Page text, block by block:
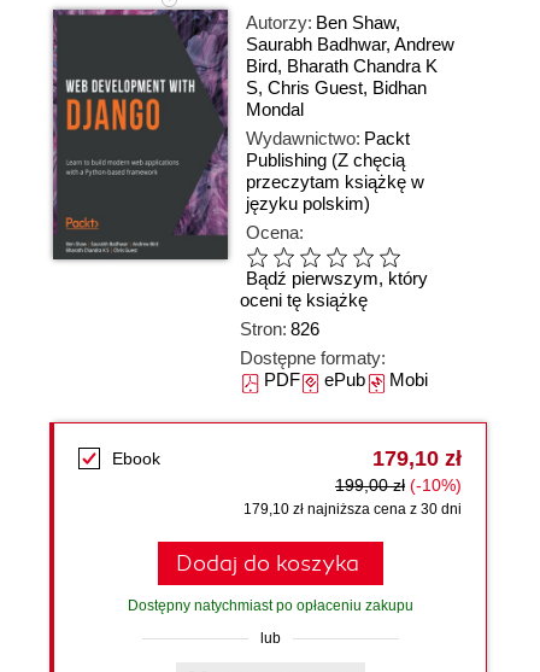
Autorzy: Ben Shaw,
Saurabh Badhwar, Andrew
Bird, Bharath Chandra K
S, Chris Guest, Bidhan
Mondal
Wydawnictwo: Packt
Publishing (Z chęcią
przeczytam książkę w
języku polskim)
Ocena:
Bądź pierwszym, który
oceni tę książkę
Stron: 826
Dostępne formaty:
PDFePubMobi
Ebook 179,10 zł
199,00 zł (-10%)
179,10 zł najniższa cena z 30 dni
Dodaj do koszyka
Dostępny natychmiast po opłaceniu zakupu
lub